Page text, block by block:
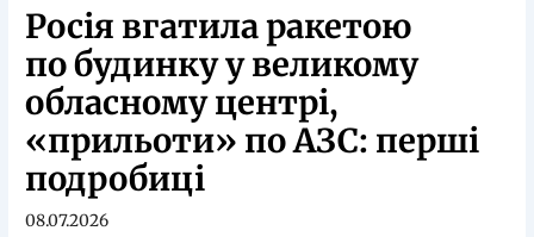
Росія вгатила ракетою
по будинку у великому
обласному центрі,
«прильоти» по АЗС: перші
подробиці
08.07.2026